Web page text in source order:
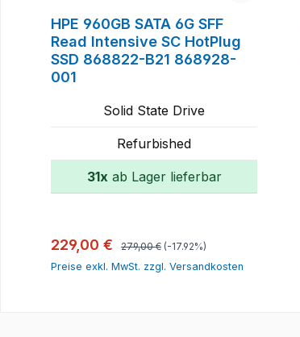
HPE 960GB SATA 6G SFF
Read Intensive SC HotPlug
SSD 868822-B21 868928-
001
Solid State Drive
Refurbished
31x ab Lager lieferbar
Verkaufspreis:
229,00 € Regulärer Preis:
279,00 € (-17.92%)
Preise exkl. MwSt. zzgl. Versandkosten
In den Warenkorb